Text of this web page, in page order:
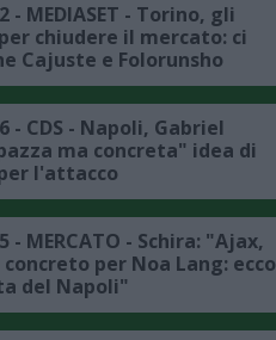
- MEDIASET - Torino, gli
chiudere il mercato: ci
Cajuste e Folorunsho
- CDS - Napoli, Gabriel
ma concreta" idea di
l'attacco
- MERCATO - Schira: "Ajax,
per Noa Lang: ecco
del Napoli"